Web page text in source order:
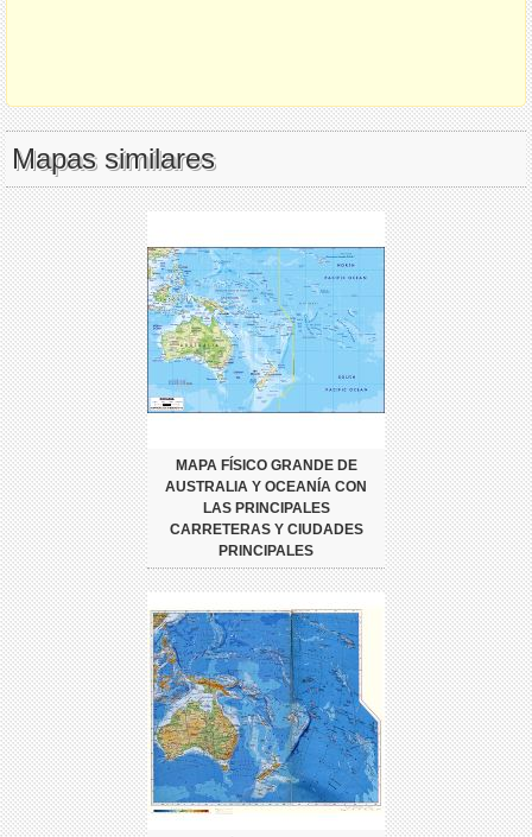
Mapas similares
MAPA FÍSICO GRANDE DE
AUSTRALIA Y OCEANÍA CON
LAS PRINCIPALES
CARRETERAS Y CIUDADES
PRINCIPALES